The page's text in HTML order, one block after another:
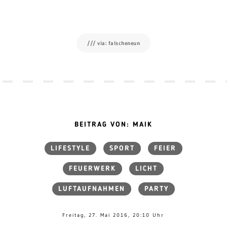
/// via: falscheneun
BEITRAG VON: MAIK
LIFESTYLE SPORT FEIER
FEUERWERK LICHT
LUFTAUFNAHMEN PARTY
Freitag, 27. Mai 2016, 20:10 Uhr